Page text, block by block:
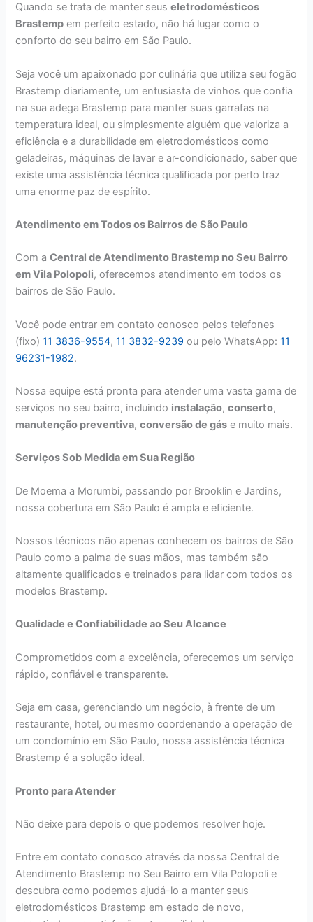
Quando se trata de manter seuseletrodomésticos
Brastemp em perfeito estado, não há lugar como o
conforto do seu bairro em São Paulo.
Seja você um apaixonado por culinária que utiliza seu fogão
Brastemp diariamente, um entusiasta de vinhos que confia
na sua adega Brastemp para manter suas garrafas na
temperatura ideal, ou simplesmente alguém que valoriza a
eficiência e a durabilidade em eletrodomésticos como
geladeiras, máquinas de lavar e ar-condicionado, saber que
existe uma assistência técnica qualificada por perto traz
uma enorme paz de espírito.
Atendimento em Todos os Bairros de São Paulo
Com aCentral de Atendimento Brastemp no Seu Bairro
em Vila Polopoli, oferecemos atendimento em todos os
bairros de São Paulo.
Você pode entrar em contato conosco pelos telefones
(fixo)11 3836-9554,11 3832-9239 ou pelo WhatsApp:11
96231-1982.
Nossa equipe está pronta para atender uma vasta gama de
serviços no seu bairro, incluindo instalação,conserto,
manutenção preventiva,conversão de gás e muito mais.
Serviços Sob Medida em Sua Região
De Moema a Morumbi, passando por Brooklin e Jardins,
nossa cobertura em São Paulo é ampla e eficiente.
Nossos técnicos não apenas conhecem os bairros de São
Paulo como a palma de suas mãos, mas também são
altamente qualificados e treinados para lidar com todos os
modelos Brastemp.
Qualidade e Confiabilidade ao Seu Alcance
Comprometidos com a excelência, oferecemos um serviço
rápido, confiável e transparente.
Seja em casa, gerenciando um negócio, à frente de um
restaurante, hotel, ou mesmo coordenando a operação de
um condomínio em São Paulo, nossa assistência técnica
Brastemp é a solução ideal.
Pronto para Atender
Não deixe para depois o que podemos resolver hoje.
Entre em contato conosco através da nossa Central de
Atendimento Brastemp no Seu Bairro em Vila Polopoli e
descubra como podemos ajudá-lo a manter seus
eletrodomésticos Brastemp em estado de novo,